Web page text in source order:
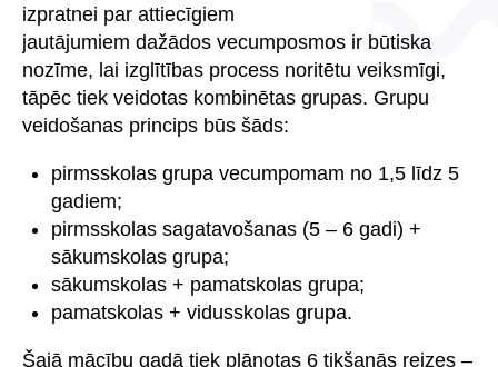
izpratnei par attiecīgiem
jautājumiem dažādos vecumposmos ir būtiska
nozīme, lai izglītības process noritētu veiksmīgi,
tāpēc tiek veidotas kombinētas grupas. Grupu
veidošanas princips būs šāds:
pirmsskolas grupa vecumpomam no 1,5 līdz 5
gadiem;
pirmsskolas sagatavošanas (5 – 6 gadi) +
sākumskolas grupa;
sākumskolas + pamatskolas grupa;
pamatskolas + vidusskolas grupa.
Šajā mācību gadā tiek plānotas 6 tikšanās reizes –